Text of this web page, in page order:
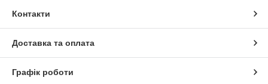
Контакти
Доставка та оплата
Графік роботи